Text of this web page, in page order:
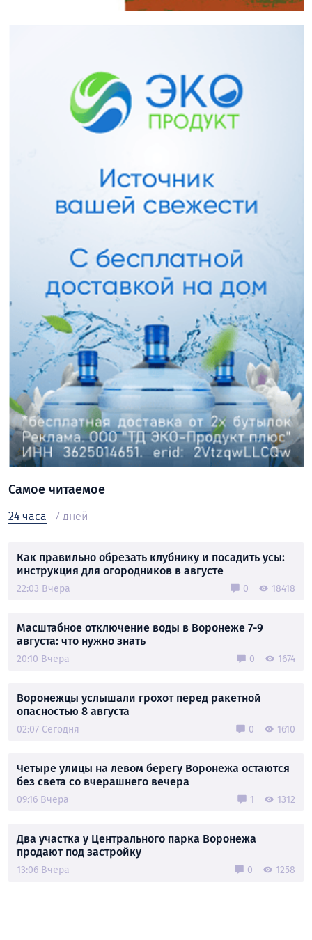
Самое читаемое
24 часа 7 дней
Как правильно обрезать клубнику и посадить усы:
инструкция для огородников в августе
22:03 Вчера 0 18418
Масштабное отключение воды в Воронеже 7-9
августа: что нужно знать
20:10 Вчера 0 1674
Воронежцы услышали грохот перед ракетной
опасностью 8 августа
02:07 Сегодня 0 1610
Четыре улицы на левом берегу Воронежа остаются
без света со вчерашнего вечера
09:16 Вчера 1 1312
Два участка у Центрального парка Воронежа
продают под застройку
13:06 Вчера 0 1258